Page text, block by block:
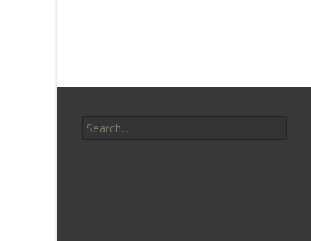
for: